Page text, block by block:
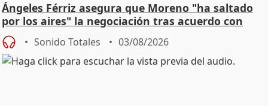
Ángeles Férriz asegura que Moreno "ha saltado
por los aires" la negociación tras acuerdo con
SMA
Sonido Totales 03/08/2026